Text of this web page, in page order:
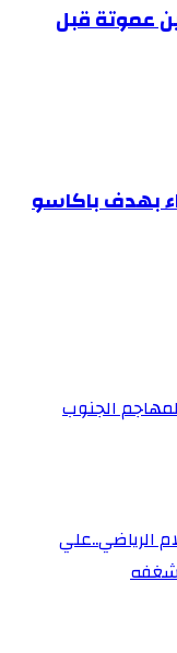
عموتة قبل
بهدف باكاسو
الجنوب
الرياضي..علي